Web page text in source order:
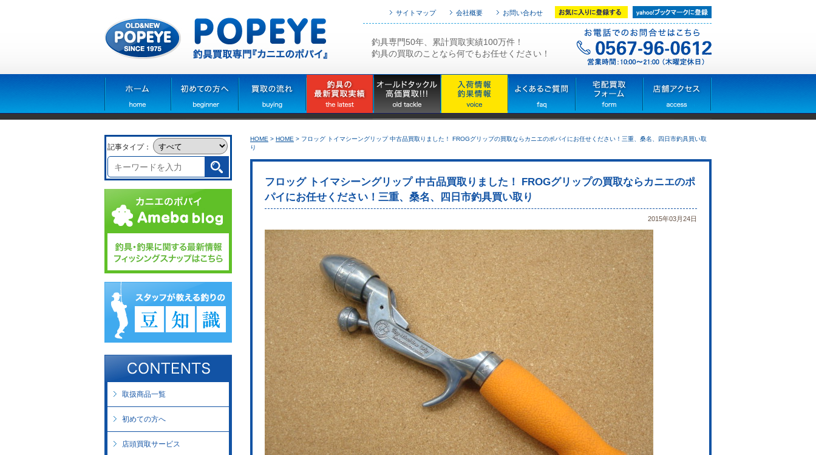
サイトマップ 会社概要 お問い合わせ
釣具専門50年、累計買取実績100万件！
釣具の買取のことなら何でもお任せください！
HOME > HOME > フロッグ トイマシーングリップ 中古品買取りました！ FROGグリップの買取ならカニエのポパイにお任せください！三重、桑名、四日市釣具買い取
り
フロッグ トイマシーングリップ 中古品買取りました！ FROGグリップの買取ならカニエのポ
パイにお任せください！三重、桑名、四日市釣具買い取り
2015年03月24日
記事タイプ：
取扱商品一覧
初めての方へ
店頭買取サービス